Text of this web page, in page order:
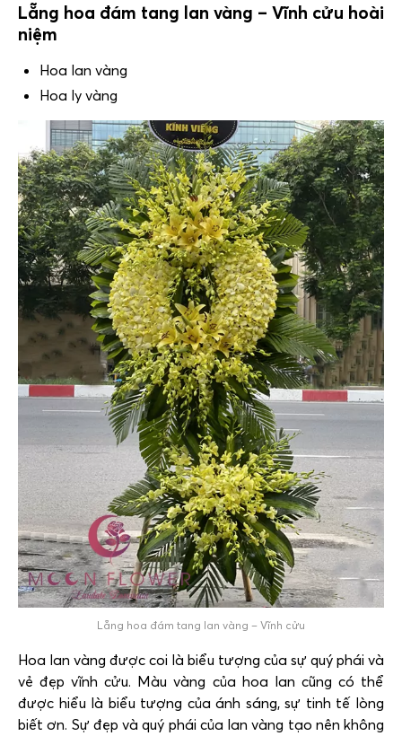
Lẵng hoa đám tang lan vàng – Vĩnh cửu hoài
niệm
Hoa lan vàng
Hoa ly vàng
Lẵng hoa đám tang lan vàng – Vĩnh cửu
Hoa lan vàng được coi là biểu tượng của sự quý phái và
vẻ đẹp vĩnh cửu. Màu vàng của hoa lan cũng có thể
được hiểu là biểu tượng của ánh sáng, sự tinh tế lòng
biết ơn. Sự đẹp và quý phái của lan vàng tạo nên không